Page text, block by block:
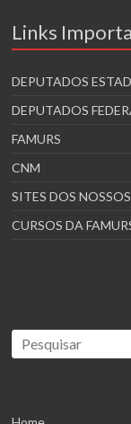
Links
DEPUTADOS
DEPUTADOS
FAMURS
CNM
SITES DOS
CURSOS DA